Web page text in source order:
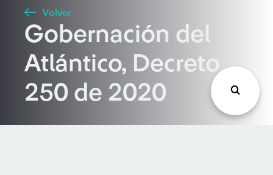
Buscar
Volver
Gobernación del
Atlántico, Decreto
250 de 2020